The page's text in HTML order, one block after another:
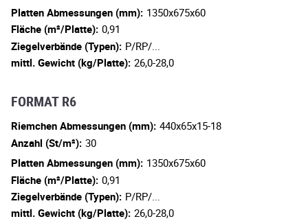
Platten Abmessungen (mm): 1350x675x60
Fläche (m²/Platte): 0,91
Ziegelverbände (Typen): P/RP/...
mittl. Gewicht (kg/Platte): 26,0-28,0
FORMAT R6
Riemchen Abmessungen (mm): 440x65x15-18
Anzahl (St/m²): 30
Platten Abmessungen (mm): 1350x675x60
Fläche (m²/Platte): 0,91
Ziegelverbände (Typen): P/RP/...
mittl. Gewicht (kg/Platte): 26,0-28,0